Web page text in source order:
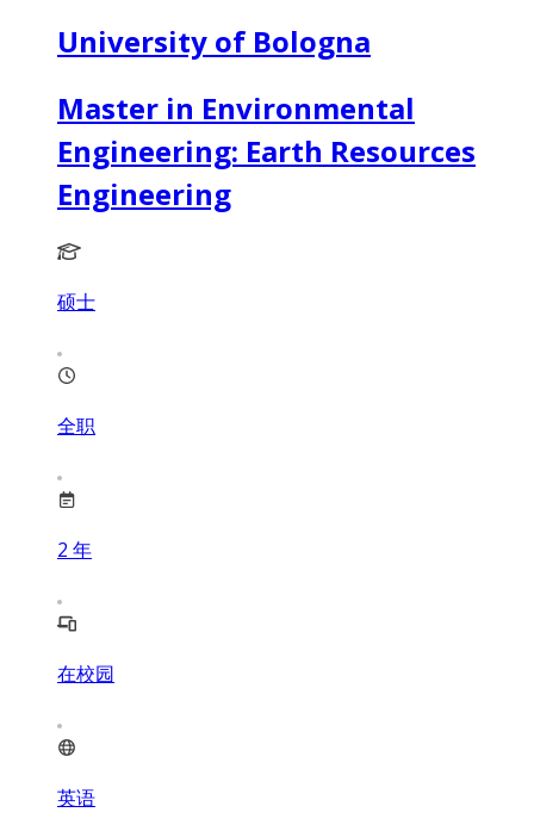
University of Bologna
Master in Environmental
Engineering: Earth Resources
Engineering
硕士
全职
2 年
在校园
英语